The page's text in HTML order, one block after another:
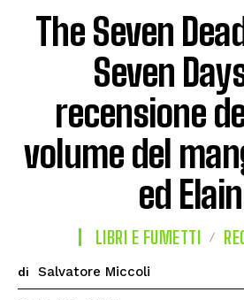
The Seven
Seven
recensione
volume del
ed
LIBRI E FUMETTI
di Salvatore Miccoli